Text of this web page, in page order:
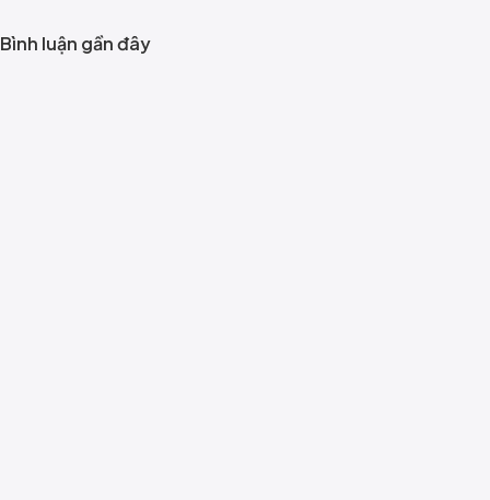
Bình luận gần đây